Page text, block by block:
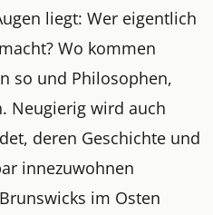
liegt: Wer eigentlich
Wo kommen
so und Philosophen,
Neugierig wird auch
deren Geschichte und
innezuwohnen
im Osten